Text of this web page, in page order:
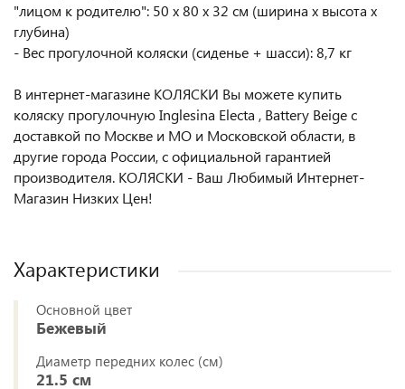
"лицом к родителю": 50 x 80 x 32 см (ширина x высота x
глубина)
- Вес прогулочной коляски (сиденье + шасси): 8,7 кг
В интернет-магазине КОЛЯСКИ Вы можете купить
коляску прогулочную Inglesina Electa , Battery Beige с
доставкой по Москве и МО и Московской области, в
другие города России, с официальной гарантией
производителя. КОЛЯСКИ - Ваш Любимый Интернет-
Магазин Низких Цен!
Характеристики
Основной цвет
Бежевый
Диаметр передних колес (см)
21.5 см